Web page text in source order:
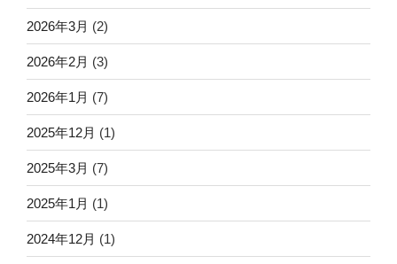
2026年3月 (2)
2026年2月 (3)
2026年1月 (7)
2025年12月 (1)
2025年3月 (7)
2025年1月 (1)
2024年12月 (1)